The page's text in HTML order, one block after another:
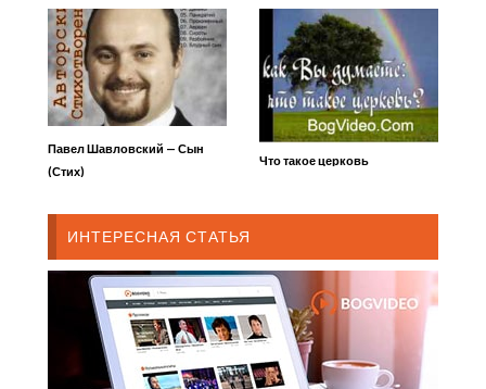
Павел Шавловский — Сын
(Стих)
Что такое церковь
ИНТЕРЕСНАЯ СТАТЬЯ